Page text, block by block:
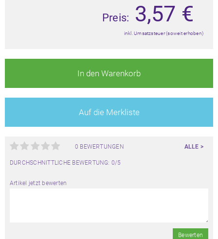
Preis: 3,57 €
inkl. Umsatzsteuer (soweit erhoben)
In den Warenkorb
Auf die Merkliste
0 BEWERTUNGEN ALLE >
DURCHSCHNITTLICHE BEWERTUNG: 0/5
Artikel jetzt bewerten
Bewerten